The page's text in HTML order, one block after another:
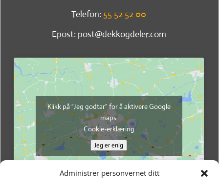
Administrer personvernet ditt
Telefon: 55 52 52 00
Epost: post@dekkogdeler.com
Klikk på "Jeg godtar" for å aktivere Google
maps
Cookie-erklæring
Jeg er enig